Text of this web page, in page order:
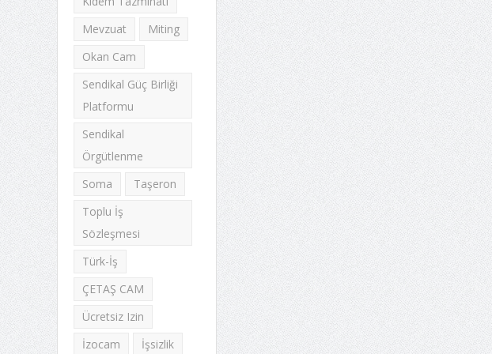
Mevzuat
Miting
Okan Cam
Sendikal Güç Birliği
Platformu
Sendikal
Örgütlenme
Soma
Taşeron
Toplu İş
Sözleşmesi
Türk-İş
ÇETAŞ CAM
Ücretsiz Izin
İzocam
İşsizlik